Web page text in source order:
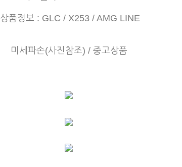
상품정보 : GLC / X253 / AMG LINE
미세파손(사진참조) / 중고상품